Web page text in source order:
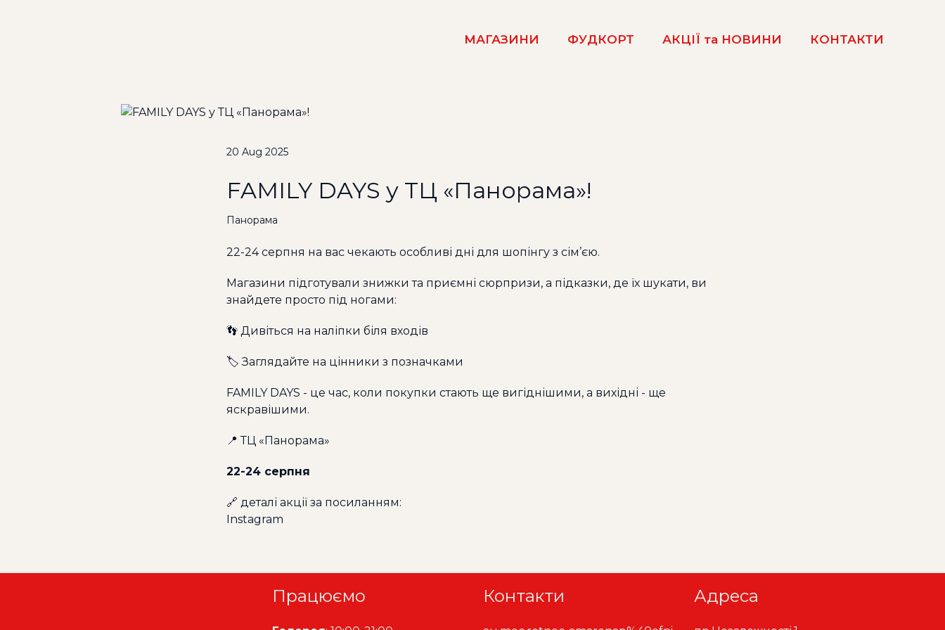
МАГАЗИНИ ФУДКОРТ АКЦІЇ та НОВИНИ КОНТАКТИ
20 Aug 2025
FAMILY DAYS у ТЦ «Панорама»!
Панорама
22-24 серпня на вас чекають особливі дні для шопінгу з сім’єю.
Магазини підготували знижки та приємні сюрпризи, а підказки, де їх шукати, ви
знайдете просто під ногами:
👣 Дивіться на наліпки біля входів
🏷️ Заглядайте на цінники з позначками
FAMILY DAYS - це час, коли покупки стають ще вигіднішими, а вихідні - ще
яскравішими.
📍 ТЦ «Панорама»
22-24 серпня
🔗 деталі акції за посиланням:
Instagram
Працюємо Контакти Адреса